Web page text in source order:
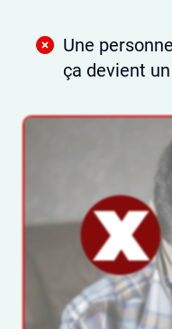
Une
ça devient